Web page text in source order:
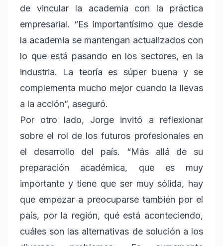
de vincular la academia con la práctica
empresarial. “Es importantísimo que desde
la academia se mantengan actualizados con
lo que está pasando en los sectores, en la
industria. La teoría es súper buena y se
complementa mucho mejor cuando la llevas
a la acción”, aseguró.
Por otro lado, Jorge invitó a reflexionar
sobre el rol de los futuros profesionales en
el desarrollo del país. “Más allá de su
preparación académica, que es muy
importante y tiene que ser muy sólida, hay
que empezar a preocuparse también por el
país, por la región, qué está aconteciendo,
cuáles son las alternativas de solución a los